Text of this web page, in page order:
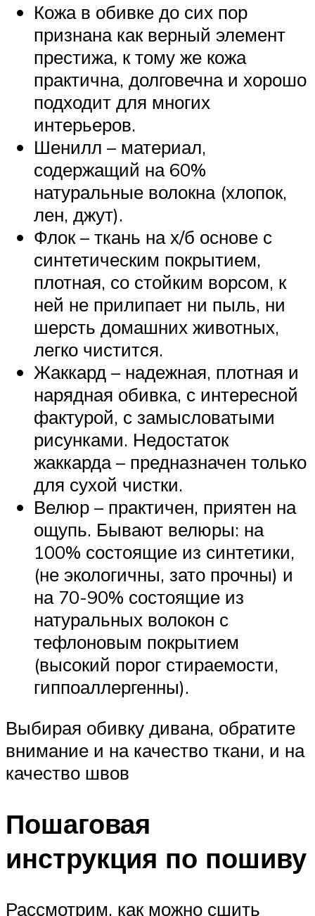
Кожа в обивке до сих пор
признана как верный элемент
престижа, к тому же кожа
практична, долговечна и хорошо
подходит для многих
интерьеров.
Шенилл – материал,
содержащий на 60%
натуральные волокна (хлопок,
лен, джут).
Флок – ткань на х/б основе с
синтетическим покрытием,
плотная, со стойким ворсом, к
ней не прилипает ни пыль, ни
шерсть домашних животных,
легко чистится.
Жаккард – надежная, плотная и
нарядная обивка, с интересной
фактурой, с замысловатыми
рисунками. Недостаток
жаккарда – предназначен только
для сухой чистки.
Велюр – практичен, приятен на
ощупь. Бывают велюры: на
100% состоящие из синтетики,
(не экологичны, зато прочны) и
на 70-90% состоящие из
натуральных волокон с
тефлоновым покрытием
(высокий порог стираемости,
гиппоаллергенны).
Выбирая обивку дивана, обратите
внимание и на качество ткани, и на
качество швов
Пошаговая
инструкция по пошиву
Рассмотрим, как можно сшить